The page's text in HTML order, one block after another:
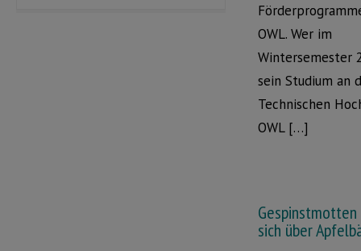
OWL. Wer im
Wintersemester
sein Studium an
Technischen
OWL […]
Gespinstmotten
sich über